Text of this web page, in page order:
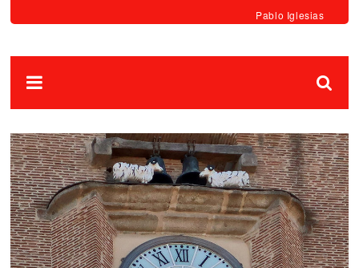
Pablo Iglesias